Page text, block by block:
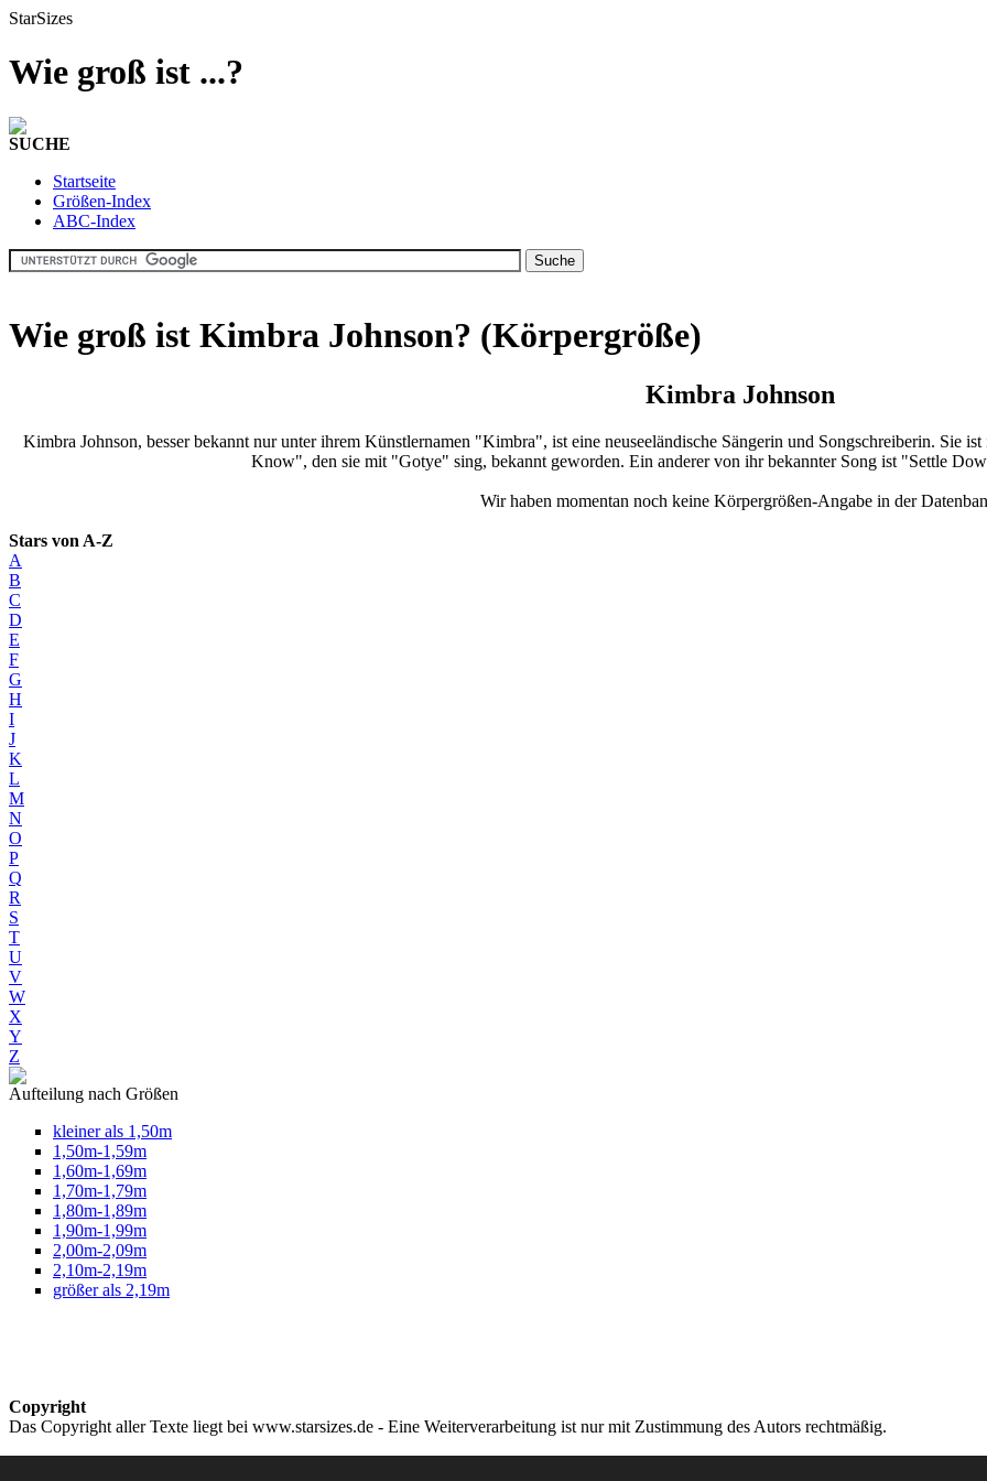
StarSizes
Wie groß ist ...?
SUCHE
Startseite
Größen-Index
ABC-Index
Wie groß ist Kimbra Johnson? (Körpergröße)
Kimbra Johnson
Kimbra Johnson, besser bekannt nur unter ihrem Künstlernamen "Kimbra", ist eine neuseeländische Sängerin und Songschreiberin. Sie
Know", den sie mit "Gotye" sing, bekannt geworden. Ein anderer von ihr bekannter Song ist "Settle
Wir haben momentan noch keine Körpergrößen-Angabe in der
Stars von A-Z
A
B
C
D
E
F
G
H
I
J
K
L
M
N
O
P
Q
R
S
T
U
V
W
X
Y
Z
Aufteilung nach Größen
kleiner als 1,50m
1,50m-1,59m
1,60m-1,69m
1,70m-1,79m
1,80m-1,89m
1,90m-1,99m
2,00m-2,09m
2,10m-2,19m
größer als 2,19m
Copyright
Das Copyright aller Texte liegt bei www.starsizes.de - Eine Weiterverarbeitung ist nur mit Zustimmung des Autors rechtmäßig.